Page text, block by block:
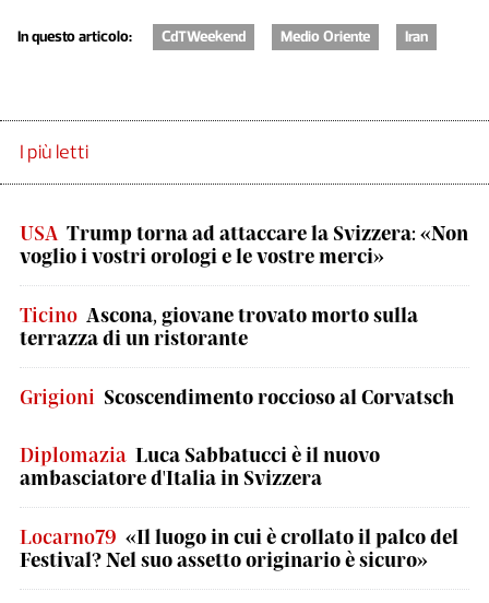
In questo articolo: CdTWeekend Medio Oriente Iran
I più letti
USA Trump torna ad attaccare la Svizzera: «Non
voglio i vostri orologi e le vostre merci»
Ticino Ascona, giovane trovato morto sulla
terrazza di un ristorante
Grigioni Scoscendimento roccioso al Corvatsch
Diplomazia Luca Sabbatucci è il nuovo
ambasciatore d'Italia in Svizzera
Locarno79 «Il luogo in cui è crollato il palco del
Festival? Nel suo assetto originario è sicuro»